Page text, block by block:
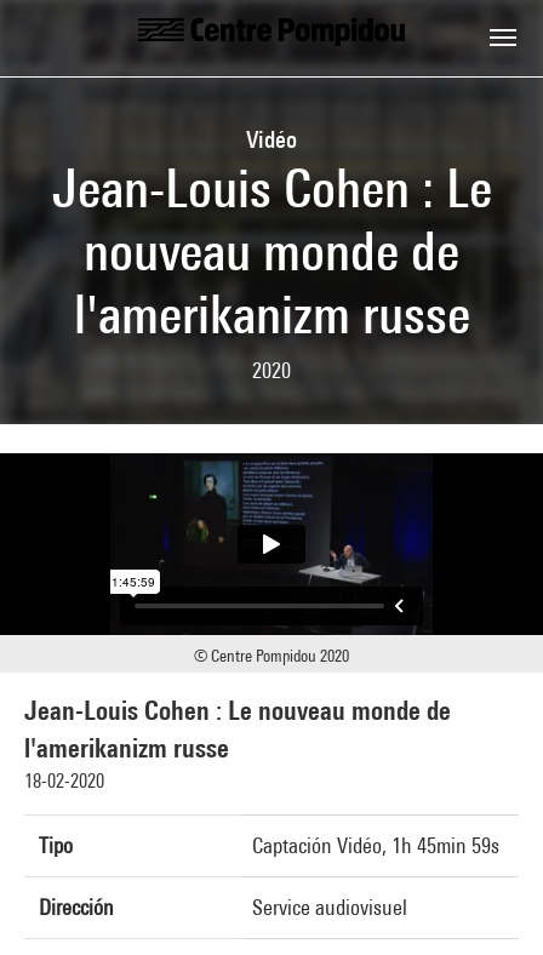
Skip to main content
Centre Pompidou
Vidéo
Jean-Louis Cohen : Le
nouveau monde de
l'amerikanizm russe
2020
Jean-Louis Cohen : Le nouveau monde de
l'amerikanizm russe
18-02-2020
Tipo Captación Vidéo, 1h 45min 59s
Dirección Service audiovisuel
© Centre Pompidou 2020